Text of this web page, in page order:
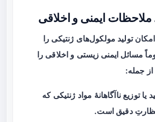
ایمنی و اخلاقی
تولید مولکول‌های ژنتیکی را
مسائل ایمنی زیستی و اخلاقی را
جمله:
یا توزیع ناآگاهانهٔ مواد ژنتیکی که
نظارتِ دقیق است.